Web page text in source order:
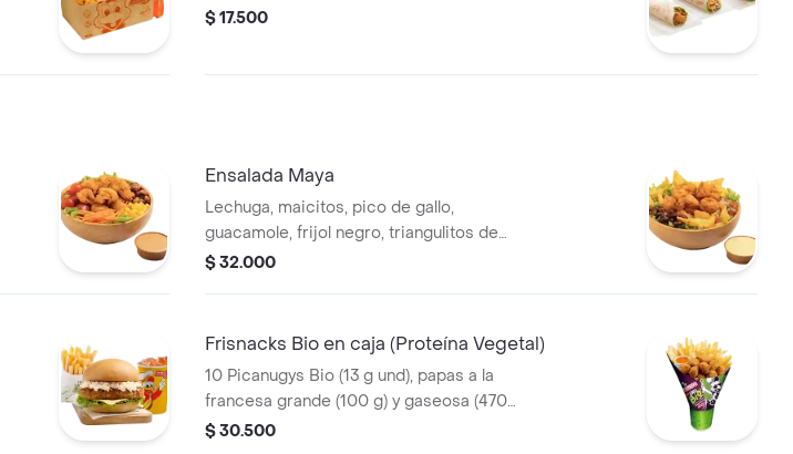
$ 17.500
Ensalada Maya
Lechuga, maicitos, pico de gallo,
guacamole, frijol negro, triangulitos de
maíz y aderezo mexicano. Elige tu
$ 32.000
Frisnacks Bio en caja (Proteína Vegetal)
10 Picanugys Bio (13 g und), papas a la
francesa grande (100 g) y gaseosa (470
ml)
$ 30.500